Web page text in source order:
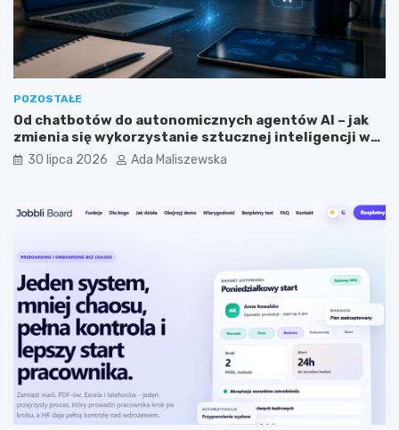
n
y
m
t
a
?
POZOSTAŁE
Od chatbotów do autonomicznych agentów AI – jak
zmienia się wykorzystanie sztucznej inteligencji w
biznesie?
30 lipca 2026 Ada Maliszewska